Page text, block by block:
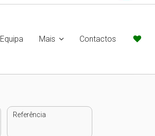
Equipa Mais Contactos
Referência